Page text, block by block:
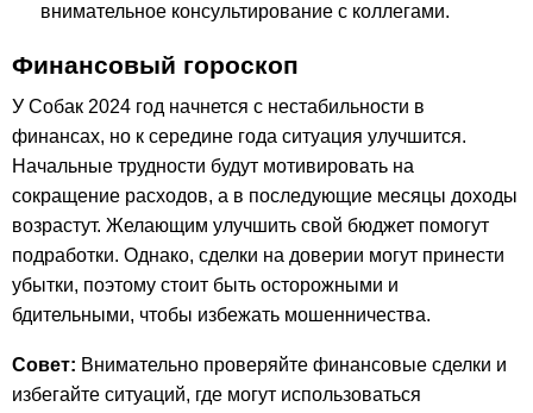
внимательное консультирование с коллегами.
Финансовый гороскоп
У Собак 2024 год начнется с нестабильности в
финансах, но к середине года ситуация улучшится.
Начальные трудности будут мотивировать на
сокращение расходов, а в последующие месяцы доходы
возрастут. Желающим улучшить свой бюджет помогут
подработки. Однако, сделки на доверии могут принести
убытки, поэтому стоит быть осторожными и
бдительными, чтобы избежать мошенничества.
Совет: Внимательно проверяйте финансовые сделки и
избегайте ситуаций, где могут использоваться